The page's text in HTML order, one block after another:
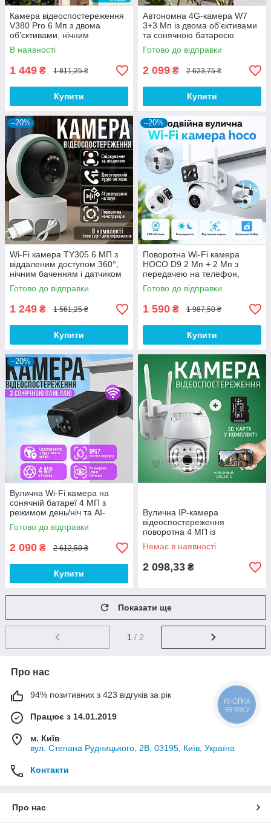
Камера відеоспостереження
V380 Pro 6 Мп з двома
об’єктивами, нічним
баченням та IP66
В наявності
1 449 ₴ 1 811,25 ₴
Купити
Автономна 4G-камера W7
3+3 Мп із двома об’єктивами
та сонячною батареєю
Готово до відправки
2 099 ₴ 2 623,75 ₴
Купити
–20%
Wi-Fi камера TY305 6 МП з
віддаленим доступом 360°,
нічним баченням і датчиком
руху
Готово до відправки
1 249 ₴ 1 561,25 ₴
Купити
–20%
Поворотна Wi-Fi камера
HOCO D9 2 Мп + 2 Мп з
передачею на телефон,
нічним баченням і
застосунком Yoosee
Готово до відправки
1 590 ₴ 1 987,50 ₴
Купити
–20%
Вулична Wi-Fi камера на
сонячній батареї 4 МП з
режимом день/ніч та AI-
виявленням
Готово до відправки
2 090 ₴ 2 612,50 ₴
Купити
Вулична IP-камера
відеоспостереження
поворотна 4 МП із
віддаленим доступом Wi-Fi
HD-68 камера зовнішнього
Немає в наявності
2 098,33 ₴
Показати ще
1 / 2
Про нас
94% позитивних з 423 відгуків за рік
Працює з 14.01.2019
м. Київ
вул. Степана Рудницького, 2В, 03195, Київ, Україна
Контакти
Про нас
КНОПКА
ЗВ'ЯЗКУ